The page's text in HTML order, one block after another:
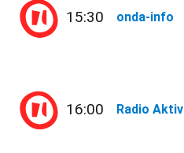
15:30 onda-info
16:00 Radio Aktiv